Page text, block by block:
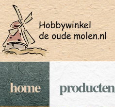
home producten